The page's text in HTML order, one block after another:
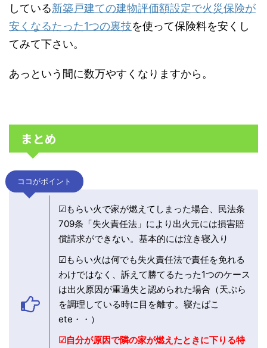
している新築戸建ての建物評価額設定で火災保険が
安くなるたった1つの裏技を使って保険料を安くし
てみて下さい。
あっという間に数万やすくなりますから。
まとめ
ココがポイント
☑もらい火で家が燃えてしまった場合、民法条
709条「失火責任法」により出火元には損害賠
償請求ができない。基本的には泣き寝入り
☑もらい火は何でも失火責任法で責任を免れる
わけではなく、訴えて勝てるたった1つのケース
は出火原因が重過失と認められた場合（天ぷら
を調理している時に目を離す。寝たばこ
ete・・）
☑自分が原因で隣の家が燃えたときに下りる特